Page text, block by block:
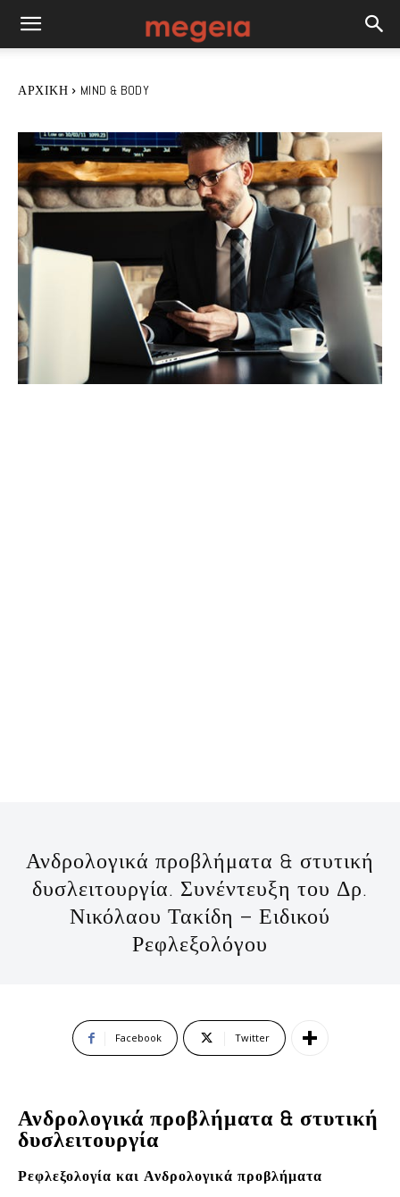
ΑΡΧΙΚΉ MIND & BODY
Ανδρολογικά προβλήματα & στυτική
δυσλειτουργία. Συνέντευξη του Δρ.
Νικόλαου Τακίδη – Ειδικού
Ρεφλεξολόγου
Facebook Twitter
Ανδρολογικά προβλήματα & στυτική
δυσλειτουργία
Ρεφλεξολογία και Ανδρολογικά προβλήματα